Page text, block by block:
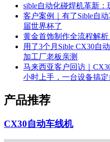
sible自动化碰焊机革新
客户案例｜有了Sible自
届世界杯了
黄金首饰制作全流程解
用了3个月Sible CX30自
加工厂老板亲测
马来西亚客户回访｜
小时上手，一台设备搞
产品推荐
CX30自动车线机